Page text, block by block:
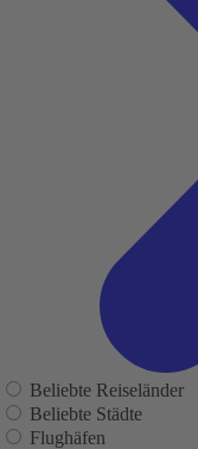
Beliebte Reiseländer
Beliebte Städte
Flughäfen